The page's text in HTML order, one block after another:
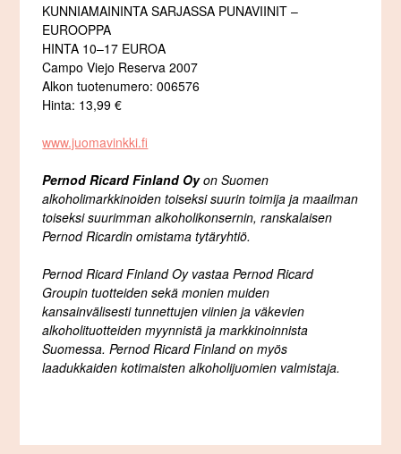
KUNNIAMAININTA SARJASSA PUNAVIINIT –
EUROOPPA
HINTA 10–17 EUROA
Campo Viejo Reserva 2007
Alkon tuotenumero: 006576
Hinta: 13,99 €
www.juomavinkki.fi
Pernod Ricard Finland Oyon Suomen
alkoholimarkkinoiden toiseksi suurin toimija ja maailman
toiseksi suurimman alkoholikonsernin, ranskalaisen
Pernod Ricardin omistama tytäryhtiö.
Pernod Ricard Finland Oy vastaa Pernod Ricard
Groupin tuotteiden sekä monien muiden
kansainvälisesti tunnettujen viinien ja väkevien
alkoholituotteiden myynnistä ja markkinoinnista
Suomessa. Pernod Ricard Finland on myös
laadukkaiden kotimaisten alkoholijuomien valmistaja.